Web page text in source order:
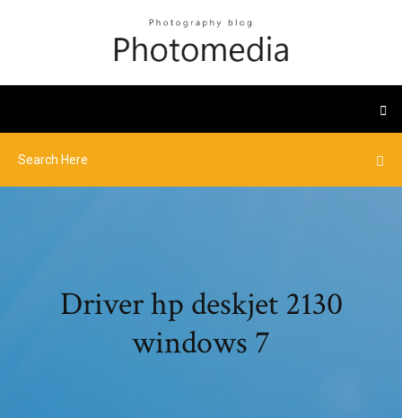
Driver hp deskjet 2130
windows 7